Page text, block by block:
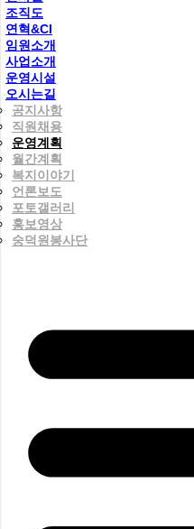
조직도
연혁&CI
임원소개
사업소개
운영시설
오시는길
공지사항
직원채용
운영계획
월간계획
복지이야기
언론보도
포토갤러리
홍보영상
숭덕원봉사단